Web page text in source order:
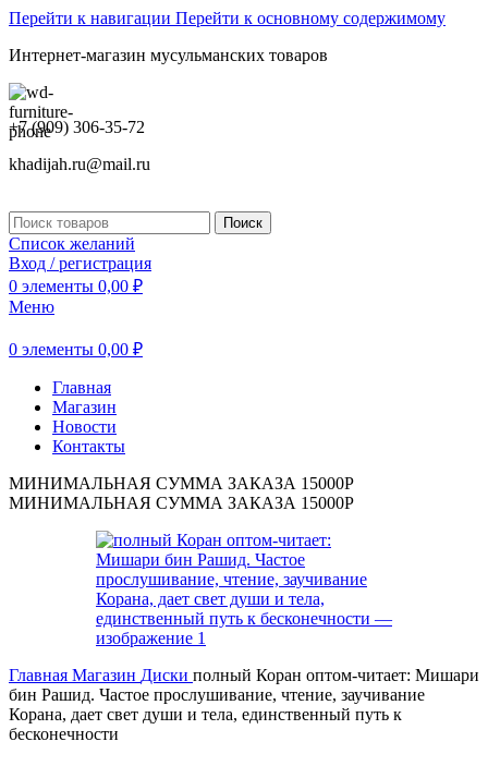
Перейти к навигации Перейти к основному содержимому
Интернет-магазин мусульманских товаров
+7 (909) 306-35-72
khadijah.ru@mail.ru
Поиск
Список желаний
Вход / регистрация
0 элементы 0,00 ₽
Меню
0 элементы 0,00 ₽
Главная
Магазин
Новости
Контакты
МИНИМАЛЬНАЯ СУММА ЗАКАЗА 15000Р
МИНИМАЛЬНАЯ СУММА ЗАКАЗА 15000Р
Главная Магазин Диски полный Коран оптом-читает: Мишари
бин Рашид. Частое прослушивание, чтение, заучивание
Корана, дает свет души и тела, единственный путь к
бесконечности